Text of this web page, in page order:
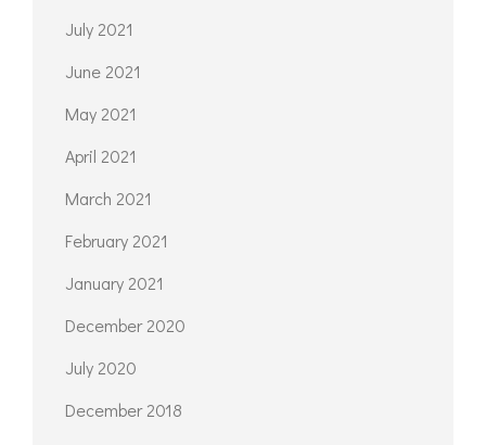
July 2021
June 2021
May 2021
April 2021
March 2021
February 2021
January 2021
December 2020
July 2020
December 2018